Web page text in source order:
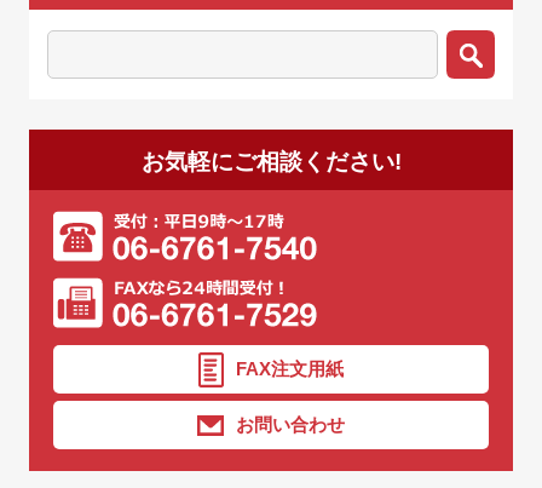
お気軽にご相談ください!
FAX注文用紙
お問い合わせ